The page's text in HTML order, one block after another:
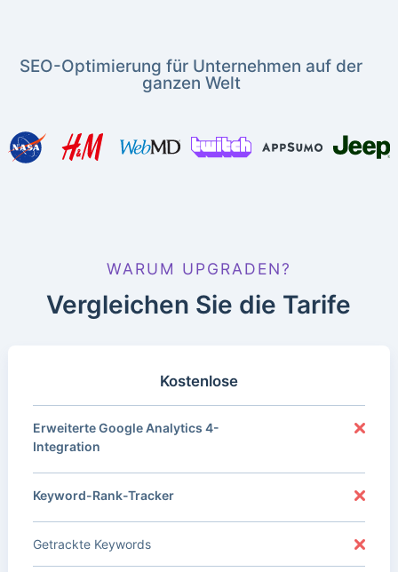
SEO-Optimierung für Unternehmen auf der
ganzen Welt
WARUM UPGRADEN?
Vergleichen Sie die Tarife
Kostenlose
Erweiterte Google Analytics 4-
Integration
Keyword-Rank-Tracker
Getrackte Keywords